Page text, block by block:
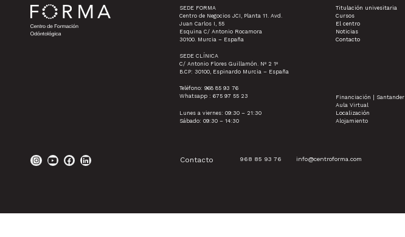
SEDE FORMA
Centro de Negocios JCI, Planta 11. Avd.
Juan Carlos I, 55
Esquina C/ Antonio Rocamora
30100. Murcia – España
SEDE CLÍNICA
C/ Antonio Flores Guillamón. Nº 2 1º
B.CP: 30100, Espinardo Murcia – España
Teléfono: 968 85 93 76
Whatsapp : 675 97 55 23
Lunes a viernes: 09:30 – 21:30
Sábado: 09:30 – 14:30
Titulación univesitaria
Cursos
El centro
Noticias
Contacto
Financiación | Santander
Aula Virtual
Localización
Alojamiento
Contacto 968 85 93 76 info@centroforma.com